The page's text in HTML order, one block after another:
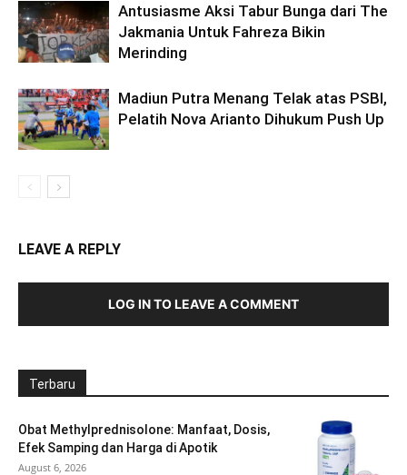
Antusiasme Aksi Tabur Bunga dari The
Jakmania Untuk Fahreza Bikin
Merinding
Madiun Putra Menang Telak atas PSBI,
Pelatih Nova Arianto Dihukum Push Up
LEAVE A REPLY
LOG IN TO LEAVE A COMMENT
Terbaru
Obat Methylprednisolone: Manfaat, Dosis,
Efek Samping dan Harga di Apotik
August 6, 2026